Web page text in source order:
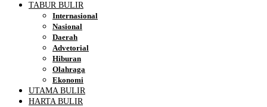
TABUR BULIR
Internasional
Nasional
Daerah
Advetorial
Hiburan
Olahraga
Ekonomi
UTAMA BULIR
HARTA BULIR